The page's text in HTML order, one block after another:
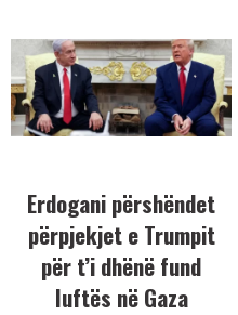
Erdogani përshëndet
përpjekjet e Trumpit
për t’i dhënë fund
luftës në Gaza